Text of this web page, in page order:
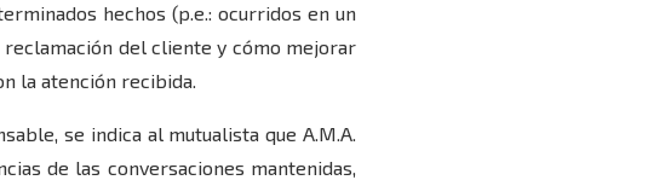
hechos (p.e.: ocurridos en un
del cliente y cómo mejorar
la atención recibida.
se indica al mutualista que A.M.A.
de las conversaciones mantenidas,